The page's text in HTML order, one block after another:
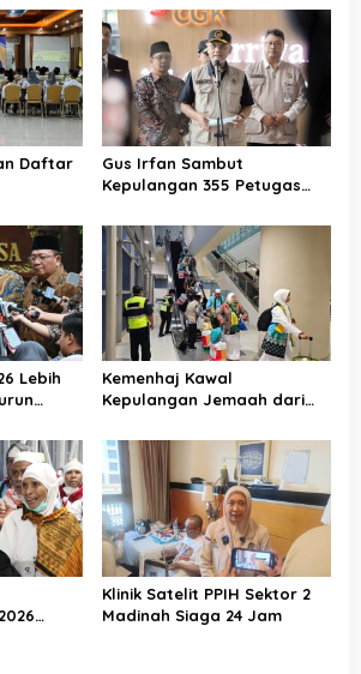
Daftar
Gus Irfan Sambut
Kepulangan 355 Petugas
Lebih
Kemenhaj Kawal
Kepulangan Jemaah dari
Akan Didistribusikan di
Tanah Air
Klinik Satelit PPIH Sektor 2
Madinah Siaga 24 Jam